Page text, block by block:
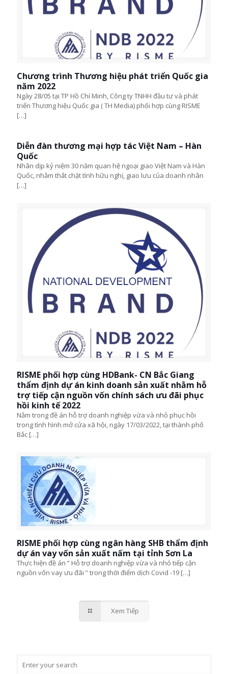
Chương trình Thương hiệu phát triển Quốc gia
năm 2022
Ngày 28/05 tại TP Hồ Chí Minh, Công ty TNHH đầu tư và phát
triển Thương hiệu Quốc gia ( TH Media) phối hợp cùng RISME
[…]
Diễn đàn thương mại hợp tác Việt Nam – Hàn
Quốc
Nhân dịp kỷ niệm 30 năm quan hệ ngoại giao Việt Nam và Hàn
Quốc, nhằm thắt chặt tình hữu nghị, giao lưu của doanh nhân
[…]
RISME phối hợp cùng HDBank- CN Bắc Giang
thẩm định dự án kinh doanh sản xuất nhằm hỗ
trợ tiếp cận nguồn vốn chính sách ưu đãi phục
hồi kinh tế 2022
Nằm trong đề án hỗ trợ doanh nghiệp vừa và nhỏ phục hồi
trong tình hình mở cửa xã hội, ngày 17/03/2022, tại thành phố
Bắc […]
RISME phối hợp cùng ngân hàng SHB thẩm định
dự án vay vốn sản xuất nấm tại tỉnh Sơn La
Thực hiện đề án ” Hỗ trợ doanh nghiệp vừa và nhỏ tiếp cận
nguồn vốn vay ưu đãi ” trong thời điểm dịch Covid -19 […]
Xem Tiếp